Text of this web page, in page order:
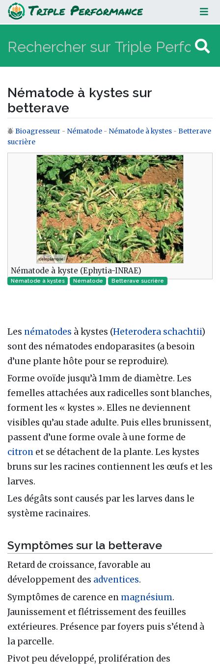
Nématode à kystes sur betterave
Nématode à kystes sur
betterave
Aller à :navigation,rechercher
Bioagresseur - Nématode - Nématode à kystes - Betterave
sucrière
Nématode à kyste (Ephytia-INRAE)
Nématode à kystes Nématode‎ Betterave sucrière
Les nématodes à kystes (Heterodera schachtii)
sont des nématodes endoparasites (a besoin
d’une plante hôte pour se reproduire).
Forme ovoïde jusqu’à 1mm de diamètre. Les
femelles attachées aux radicelles sont blanches,
forment les « kystes ». Elles ne deviennent
visibles qu’au stade adulte. Puis elles brunissent,
passent d’une forme ovale à une forme de
citron et se détachent de la plante. Les kystes
bruns sur les racines contiennent les œufs et les
larves.
Les dégâts sont causés par les larves dans le
système racinaires.
Symptômes sur la betterave
Retard de croissance, favorable au
développement des adventices.
Symptômes de carence en magnésium.
Jaunissement et flétrissement des feuilles
extérieures. Présence par foyers puis s’étend à
la parcelle.
Pivot peu développé, prolifération des